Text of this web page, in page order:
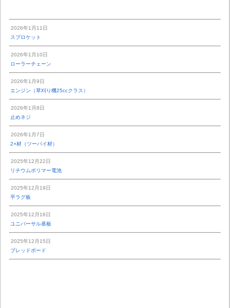
2026年1月11日
スプロケット
2026年1月10日
ローラーチェーン
2026年1月9日
エンジン（草刈り機25ccクラス）
2026年1月8日
止めネジ
2026年1月7日
2×材（ツーバイ材）
2025年12月22日
リチウムポリマー電池
2025年12月19日
平ラグ板
2025年12月16日
ユニバーサル基板
2025年12月15日
ブレッドボード